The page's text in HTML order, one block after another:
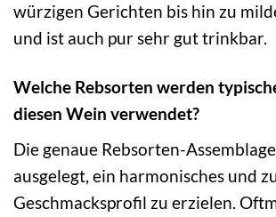
würzigen Gerichten bis hin zu
und ist auch pur sehr gut trinkbar.
Welche Rebsorten werden
diesen Wein verwendet?
Die genaue Rebsorten-
ausgelegt, ein harmonisches und
Geschmacksprofil zu erzielen.